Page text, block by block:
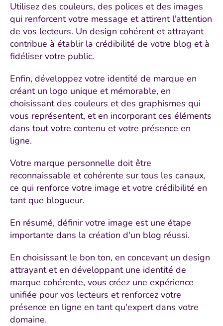
Utilisez des couleurs, des polices et des images
qui renforcent votre message et attirent l'attention
de vos lecteurs. Un design cohérent et attrayant
contribue à établir la crédibilité de votre blog et à
fidéliser votre public.
Enfin, développez votre identité de marque en
créant un logo unique et mémorable, en
choisissant des couleurs et des graphismes qui
vous représentent, et en incorporant ces éléments
dans tout votre contenu et votre présence en
ligne.
Votre marque personnelle doit être
reconnaissable et cohérente sur tous les canaux,
ce qui renforce votre image et votre crédibilité en
tant que blogueur.
En résumé, définir votre image est une étape
importante dans la création d'un blog réussi.
En choisissant le bon ton, en concevant un design
attrayant et en développant une identité de
marque cohérente, vous créez une expérience
unifiée pour vos lecteurs et renforcez votre
présence en ligne en tant qu'expert dans votre
domaine.